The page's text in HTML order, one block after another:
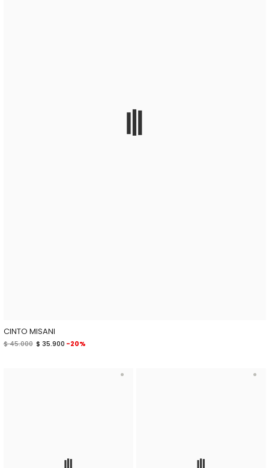
CINTO MISANI
$ 45.000 $ 35.900 -20%